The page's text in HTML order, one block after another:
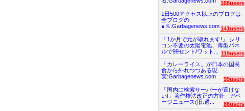
188users
1日500アクセス以上のブログは
全ブログの
●％:Garbagenews.com 141users
「1か月で元が取れます!」 シリ
コン不要の太陽電池、薄型パネ
ルで99セント/ワット...
119users
「カレーライス」が日本の国民
食から外れつつある現
実:Garbagenews.com
99users
「国内に検索サーバーが置けな
い!」著作権法改正の方針 - ガベ
ージニュース(旧:過...
86users